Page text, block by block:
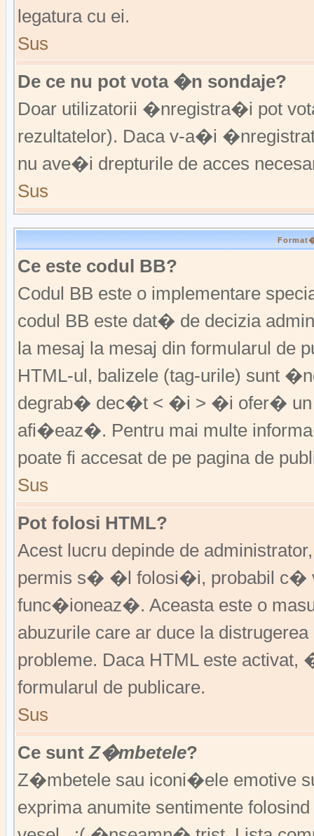
legatura cu ei.
Sus
De ce nu pot vota �n sondaje?
Doar utilizatorii �nregistra�i pot
rezultatelor). Daca v-a�i
nu ave�i drepturile de acces
Sus
Ce este codul BB?
Codul BB este o implementare
codul BB este dat� de decizia
la mesaj la mesaj din formularul de
HTML-ul, balizele (tag-urile) sunt
degrab� dec�t < �i > �i ofer� un
afi�eaz�. Pentru mai multe
poate fi accesat de pe pagina de
Sus
Pot folosi HTML?
Acest lucru depinde de
permis s� �l folosi�i, probabil c�
func�ioneaz�. Aceasta este o
abuzurile care ar duce la
probleme. Daca HTML este
formularul de publicare.
Sus
Ce suntZ�mbetele?
Z�mbetele sau iconi�ele emotive
exprima anumite sentimente